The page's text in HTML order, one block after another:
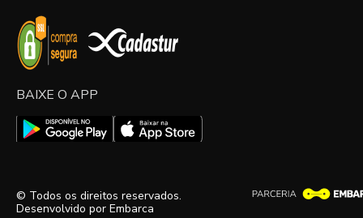
BAIXE O APP
© Todos os direitos reservados.
Desenvolvido por Embarca